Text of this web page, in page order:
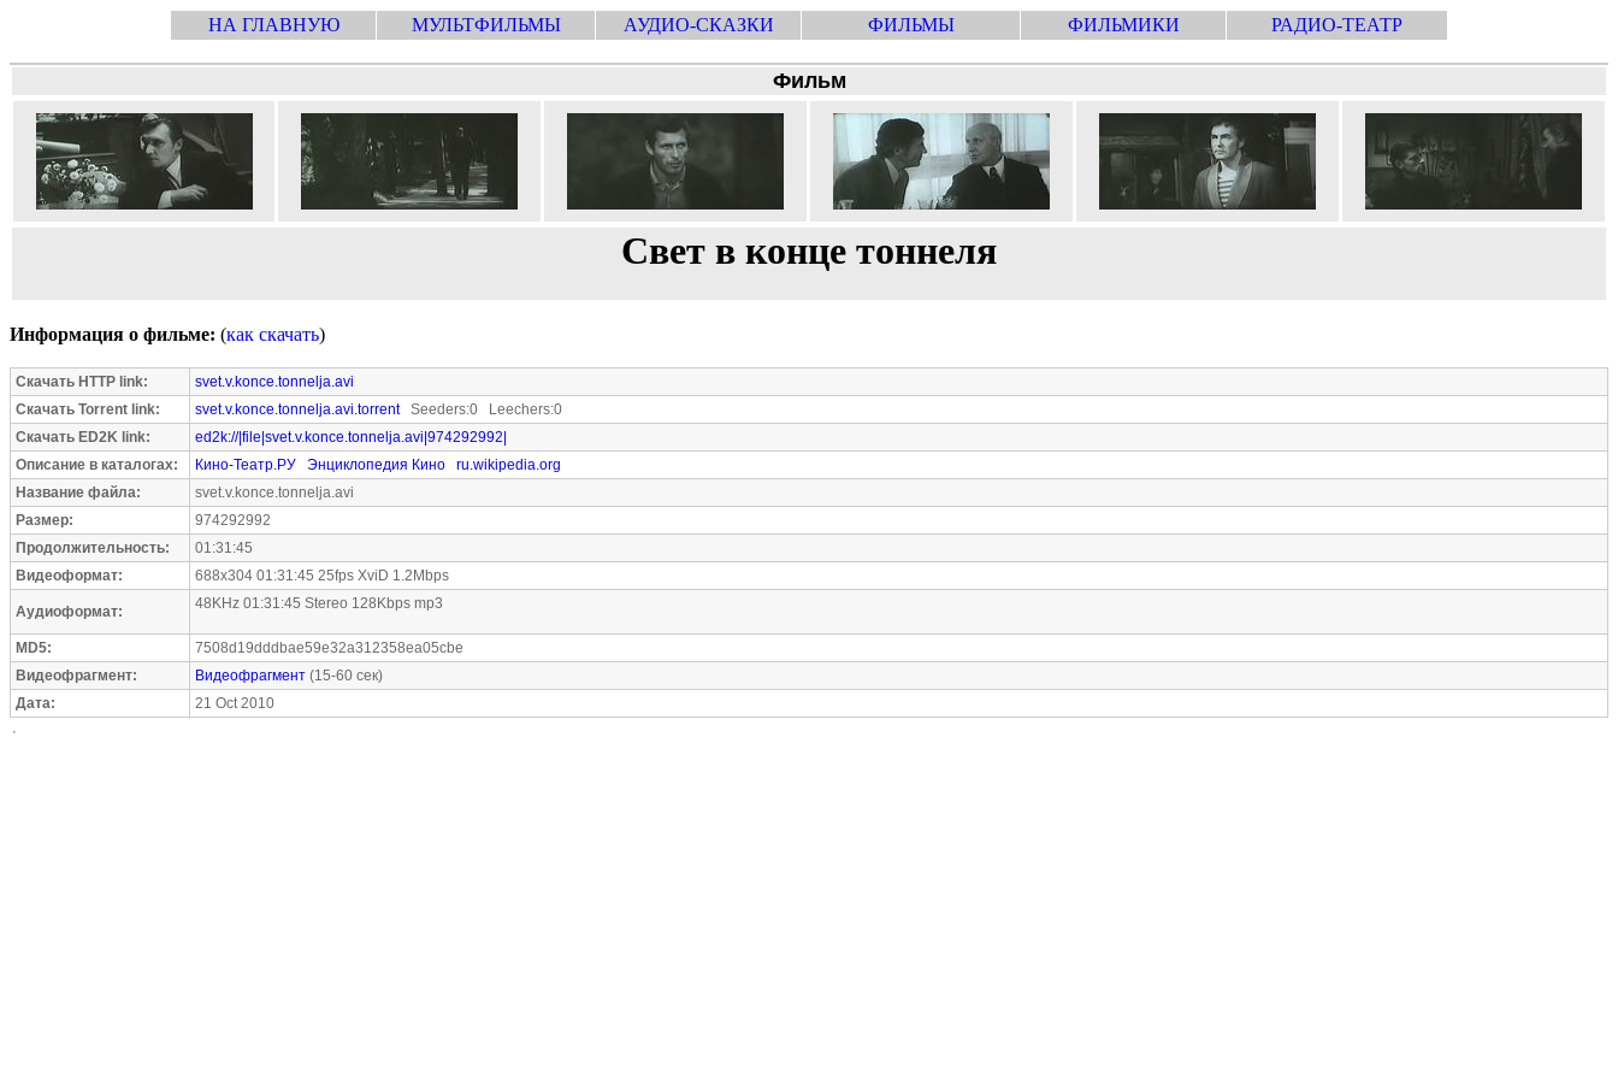
НА ГЛАВНУЮ МУЛЬТФИЛЬМЫ АУДИО-СКАЗКИ ФИЛЬМЫ ФИЛЬМИКИ РАДИО-ТЕАТР
Фильм
Свет в конце тоннеля
Информация о фильме: (как скачать)
Скачать HTTP link:
svet.v.konce.tonnelja.avi
Скачать Torrent link:
svet.v.konce.tonnelja.avi.torrentSeeders:0 Leechers:0
Скачать ED2K link:
ed2k://|file|svet.v.konce.tonnelja.avi|974292992|
Описание в каталогах:
Кино-Театр.РУ Энциклопедия Кино
ru.wikipedia.org
Название файла:
svet.v.konce.tonnelja.avi
Размер:
974292992
Продолжительность:
01:31:45
Видеоформат:
688x304 01:31:45 25fps XviD 1.2Mbps
Аудиоформат: 48KHz 01:31:45 Stereo 128Kbps mp3
MD5:
7508d19dddbae59e32a312358ea05cbe
Видеофрагмент:
Видеофрагмент (15-60 сек)
Дата:
21 Oct 2010